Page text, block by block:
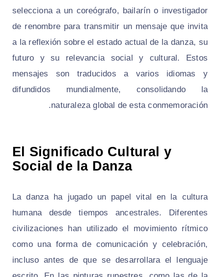
selecciona a un coreógrafo, bailarín o investigador
de renombre para transmitir un mensaje que invita
a la reflexión sobre el estado actual de la danza, su
futuro y su relevancia social y cultural. Estos
mensajes son traducidos a varios idiomas y
difundidos mundialmente, consolidando la
naturaleza global de esta conmemoración.
El Significado Cultural y
Social de la Danza
La danza ha jugado un papel vital en la cultura
humana desde tiempos ancestrales. Diferentes
civilizaciones han utilizado el movimiento rítmico
como una forma de comunicación y celebración,
incluso antes de que se desarrollara el lenguaje